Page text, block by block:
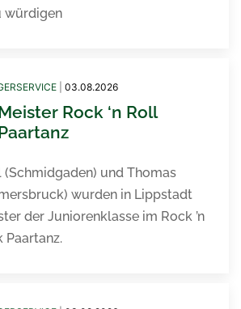
würdigen
03.08.2026
Rock ‘n Roll
(Schmidgaden) und Thomas
wurden in Lippstadt
der Juniorenklasse im Rock ’n
Paartanz.